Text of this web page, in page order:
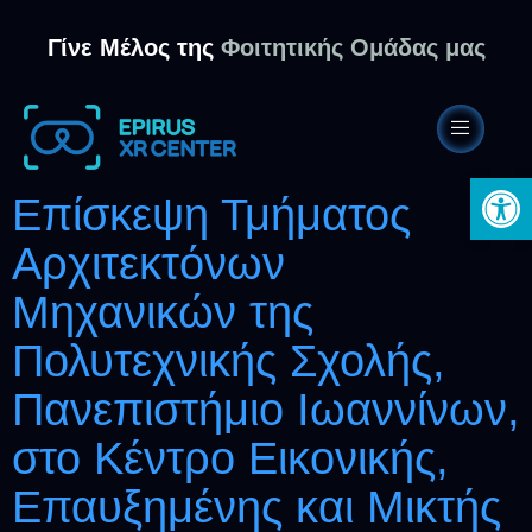
Γίνε Μέλος της Φοιτητικής Ομάδας μας
Επίσκεψη Τμήματος
Αρχιτεκτόνων
Μηχανικών της
Πολυτεχνικής Σχολής,
Πανεπιστήμιο Ιωαννίνων,
στο Κέντρο Εικονικής,
Επαυξημένης και Μικτής